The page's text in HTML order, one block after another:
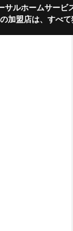
ルホームサービ
加盟店は、すべて